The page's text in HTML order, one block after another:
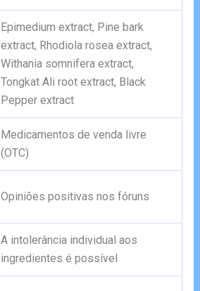
Epimedium extract, Pine bark
extract, Rhodiola rosea extract,
Withania somnifera extract,
Tongkat Ali root extract, Black
Pepper extract
Medicamentos de venda livre
(OTC)
Opiniões positivas nos fóruns
A intolerância individual aos
ingredientes é possível